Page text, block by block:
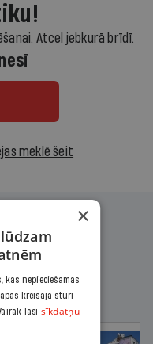
Atcel jebkurā brīdī.
meklē šeit
×
kas nepieciešamas
kreisajā stūrī
lasi sīkdatņu